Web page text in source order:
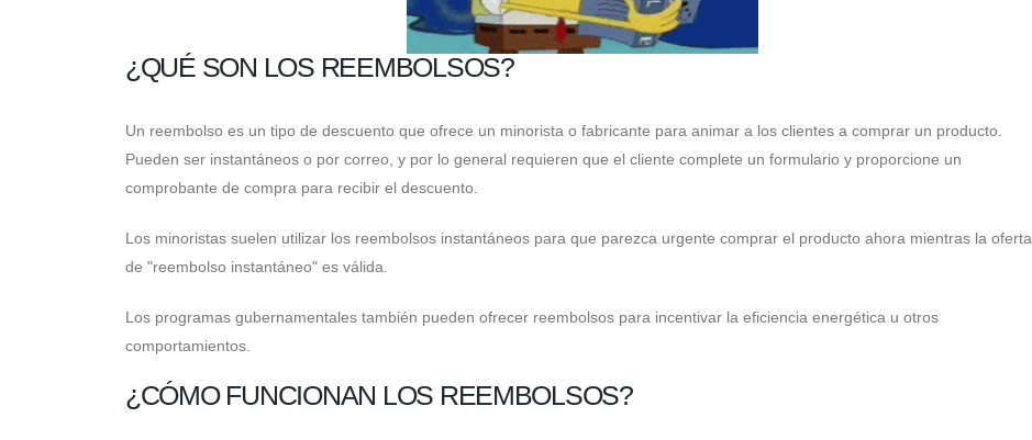
¿QUÉ SON LOS REEMBOLSOS?
Un reembolso es un tipo de descuento que ofrece un minorista o fabricante para animar a los clientes a comprar un producto.
Pueden ser instantáneos o por correo, y por lo general requieren que el cliente complete un formulario y proporcione un
comprobante de compra para recibir el descuento.
Los minoristas suelen utilizar los reembolsos instantáneos para que parezca urgente comprar el producto ahora mientras la oferta
de "reembolso instantáneo" es válida.
Los programas gubernamentales también pueden ofrecer reembolsos para incentivar la eficiencia energética u otros
comportamientos.
¿CÓMO FUNCIONAN LOS REEMBOLSOS?